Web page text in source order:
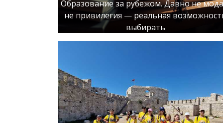
Образование за рубежом. Давно не
не привилегия — реальная
выбирать